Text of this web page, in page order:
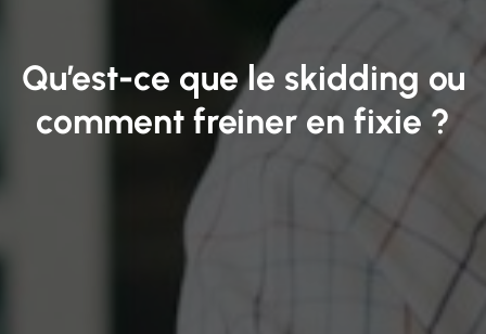
Qu’est-ce que le skidding ou
comment freiner en fixie ?